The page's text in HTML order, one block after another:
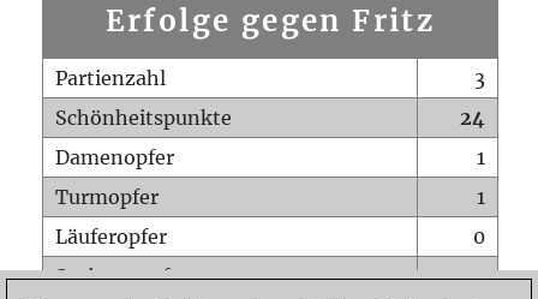
Erfolge gegen Fritz
Partienzahl
3
Schönheitspunkte
24
Damenopfer
1
Turmopfer
1
Läuferopfer
0
Springeropfer
0